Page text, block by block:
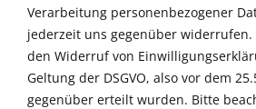
Verarbeitung personenbezogener
jederzeit uns gegenüber
den Widerruf von
Geltung der DSGVO, also vor dem
gegenüber erteilt wurden. Bitte